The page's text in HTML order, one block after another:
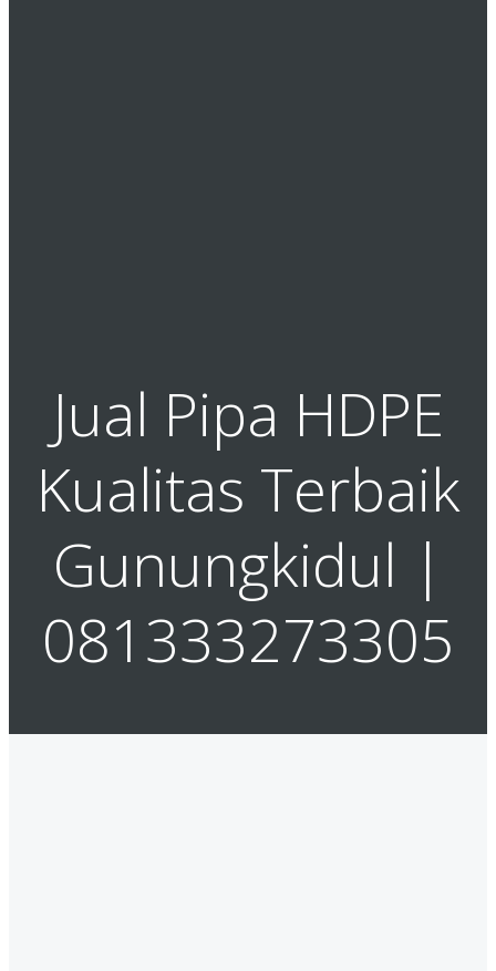
Jual Pipa HDPE
Kualitas Terbaik
Gunungkidul |
081333273305